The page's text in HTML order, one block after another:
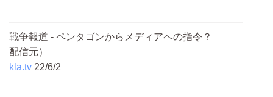
————————————————————————
戦争報道 - ペンタゴンからメディアへの指令？
配信元）
kla.tv 22/6/2